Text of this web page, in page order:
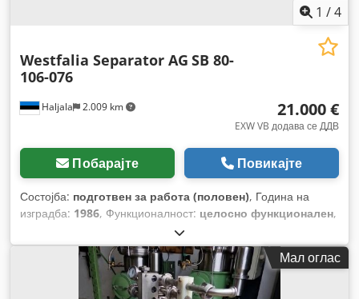
1 /4
Haljala 2.009 km
Westfalia Separator AG SB 80-
106-076
21.000 €
EXW VB додава се ДДВ
Побарајте Повикајте
Состојба: подготвен за работа (половен), Година на
изградба: 1986, Функционалност: целосно функционален,
1670 242
документација / прирачник,
Мал оглас